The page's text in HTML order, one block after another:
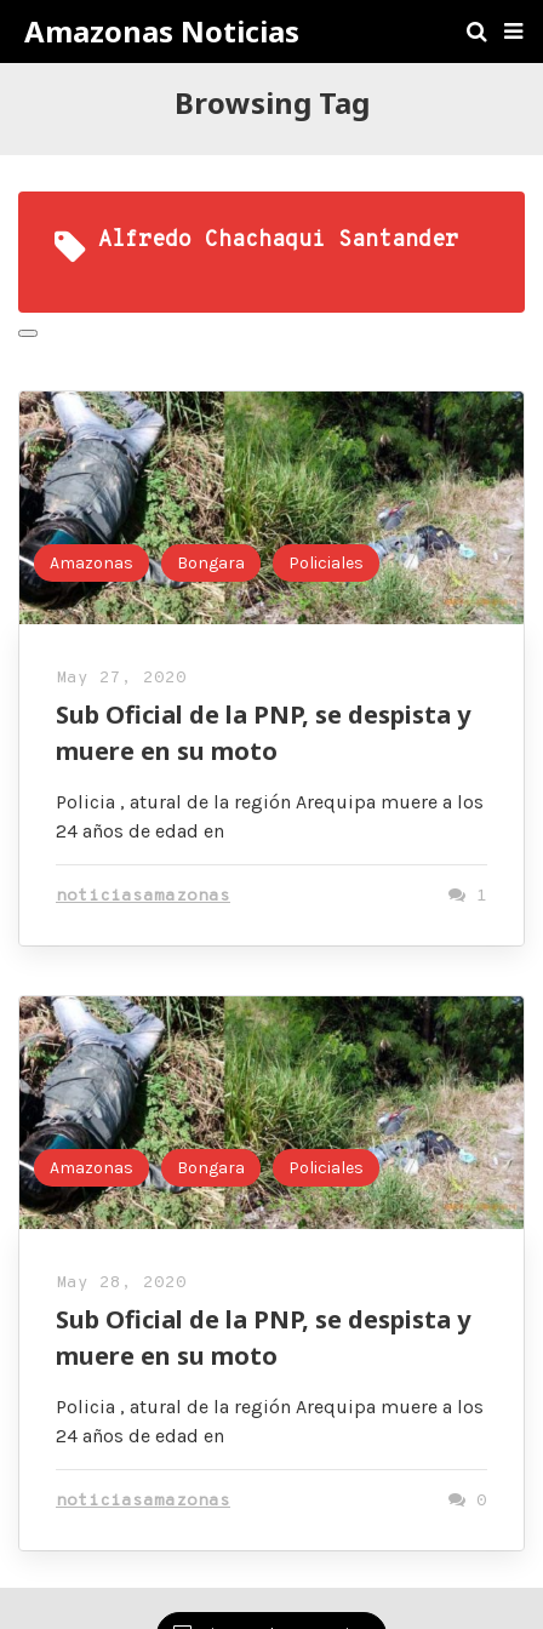
Amazonas Noticias
Browsing Tag
Alfredo Chachaqui Santander
Amazonas Bongara Policiales
May 27, 2020
Sub Oficial de la PNP, se despista y
muere en su moto
Policia , atural de la región Arequipa muere a los
24 años de edad en
noticiasamazonas 1
Amazonas Bongara Policiales
May 28, 2020
Sub Oficial de la PNP, se despista y
muere en su moto
Policia , atural de la región Arequipa muere a los
24 años de edad en
noticiasamazonas 0